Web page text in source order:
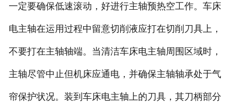
一定要确保低速滚动，好进行主轴预热空工作。车床
电主轴在运用过程中留意切削液应打在切削刀具上，
不要打在主轴轴端。当清洁车床电主轴周围区域时，
主轴尽管中止但机床应通电，并确保主轴轴承处于气
帘保护状况。装到车床电主轴上的刀具，其刀柄部分